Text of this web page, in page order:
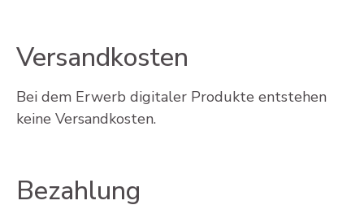
Versandkosten
Bei dem Erwerb digitaler Produkte entstehen
keine Versandkosten.
Bezahlung